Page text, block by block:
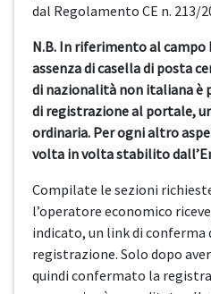
dal Regolamento CE n. 213/
N.B. In riferimento al campo
assenza di casella di posta
di nazionalità non italiana è
di registrazione al portale,
ordinaria. Per ogni altro
volta in volta stabilito
Compilate le sezioni
l’operatore economico
indicato, un link di conferma
registrazione. Solo dopo
quindi confermato la